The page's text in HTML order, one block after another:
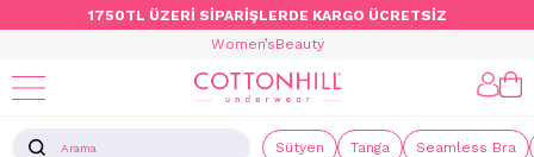
1750TL ÜZERİ SİPARİŞLERDE KARGO ÜCRETSİZ
Women’sBeauty
Sütyen Tanga Seamless Bra